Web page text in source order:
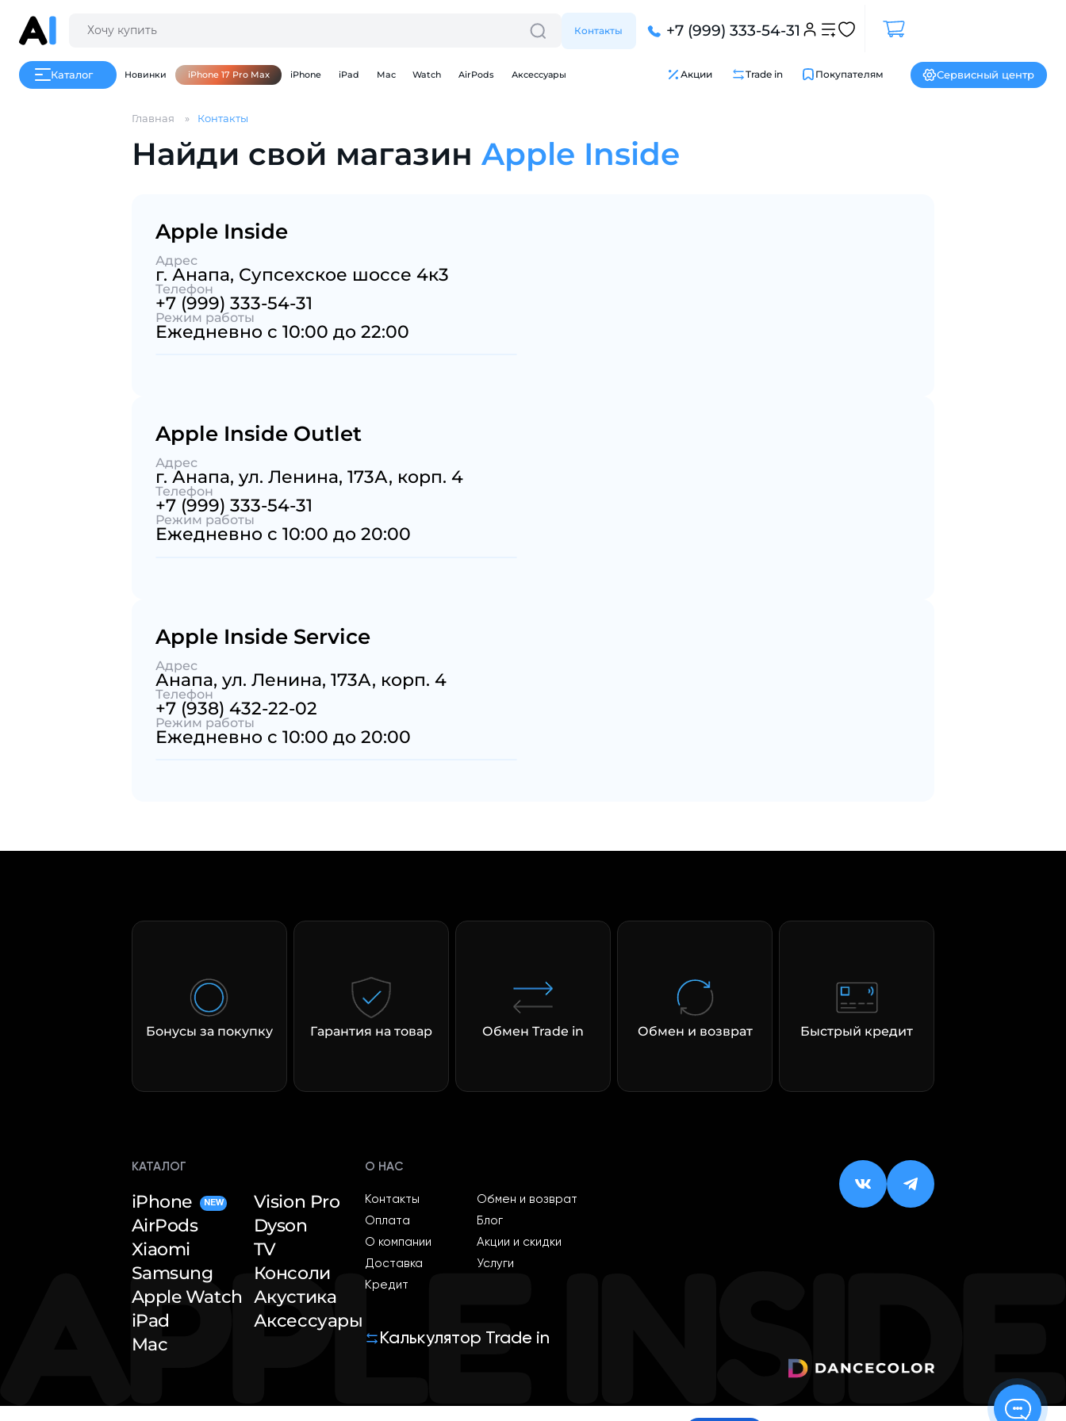
Контакты +7 (999) 333-54-31
Каталог Новинки iPhone 17 Pro Max iPhone iPad Mac Watch AirPods Аксессуары Акции Trade in Покупателям Сервисный центр
Главная Контакты
Найди свой магазин Apple Inside
Apple Inside
Адрес
г. Анапа, Супсехское шоссе 4к3
Телефон
+7 (999) 333-54-31
Режим работы
Ежедневно с 10:00 до 22:00
Apple Inside Outlet
Адрес
г. Анапа, ул. Ленина, 173А, корп. 4
Телефон
+7 (999) 333-54-31
Режим работы
Ежедневно с 10:00 до 20:00
Apple Inside Service
Адрес
Анапа, ул. Ленина, 173А, корп. 4
Телефон
+7 (938) 432-22-02
Режим работы
Ежедневно с 10:00 до 20:00
Бонусы за покупку Гарантия на товар Обмен Trade in Обмен и возврат Быстрый кредит
КАТАЛОГ
iPhone NEW
AirPods
Xiaomi
Samsung
Apple Watch
iPad
Mac
Vision Pro
Dyson
TV
Консоли
Акустика
Аксессуары
О НАС
Контакты
Оплата
О компании
Доставка
Кредит
Обмен и возврат
Блог
Акции и скидки
Услуги
Калькулятор Trade in
на частибез переплат
График платежей
недели Остались вопросы?
plait.ru